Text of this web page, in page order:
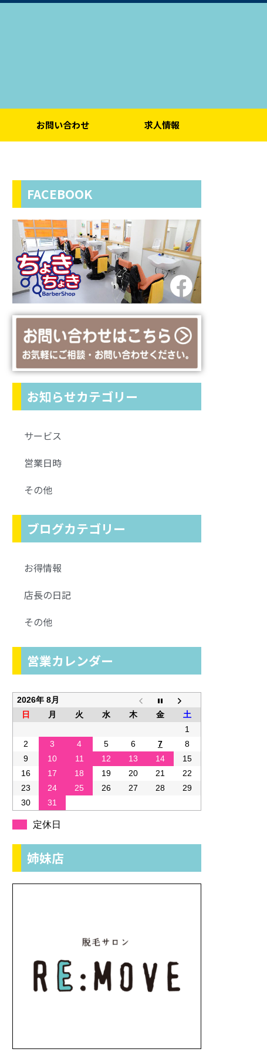
お問い合わせ 求人情報
FACEBOOK
お知らせカテゴリー
サービス
営業日時
その他
ブログカテゴリー
お得情報
店長の日記
その他
営業カレンダー
2026年 8月
日
月 火 水 木 金
土
1
2
3 4 5 6 7
8
9
10 11 12 13 14
15
16
17 18 19 20 21
22
23
24 25 26 27 28
29
30
31
定休日
姉妹店